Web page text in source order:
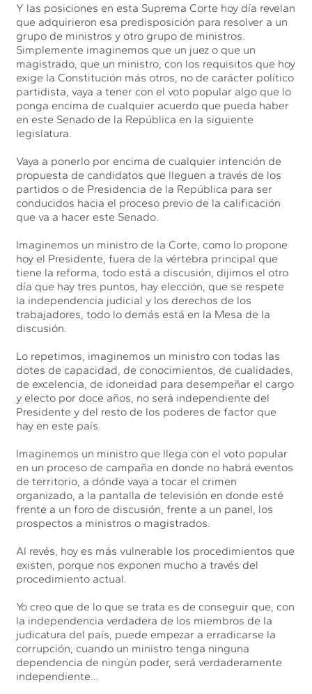
Y las posiciones en esta Suprema Corte hoy día revelan
que adquirieron esa predisposición para resolver a un
grupo de ministros y otro grupo de ministros.
Simplemente imaginemos que un juez o que un
magistrado, que un ministro, con los requisitos que hoy
exige la Constitución más otros, no de carácter político
partidista, vaya a tener con el voto popular algo que lo
ponga encima de cualquier acuerdo que pueda haber
en este Senado de la República en la siguiente
legislatura.
Vaya a ponerlo por encima de cualquier intención de
propuesta de candidatos que lleguen a través de los
partidos o de Presidencia de la República para ser
conducidos hacia el proceso previo de la calificación
que va a hacer este Senado.
Imaginemos un ministro de la Corte, como lo propone
hoy el Presidente, fuera de la vértebra principal que
tiene la reforma, todo está a discusión, dijimos el otro
día que hay tres puntos, hay elección, que se respete
la independencia judicial y los derechos de los
trabajadores, todo lo demás está en la Mesa de la
discusión.
Lo repetimos, imaginemos un ministro con todas las
dotes de capacidad, de conocimientos, de cualidades,
de excelencia, de idoneidad para desempeñar el cargo
y electo por doce años, no será independiente del
Presidente y del resto de los poderes de factor que
hay en este país.
Imaginemos un ministro que llega con el voto popular
en un proceso de campaña en donde no habrá eventos
de territorio, a dónde vaya a tocar el crimen
organizado, a la pantalla de televisión en donde esté
frente a un foro de discusión, frente a un panel, los
prospectos a ministros o magistrados.
Al revés, hoy es más vulnerable los procedimientos que
existen, porque nos exponen mucho a través del
procedimiento actual.
Yo creo que de lo que se trata es de conseguir que, con
la independencia verdadera de los miembros de la
judicatura del país, puede empezar a erradicarse la
corrupción, cuando un ministro tenga ninguna
dependencia de ningún poder, será verdaderamente
independiente…